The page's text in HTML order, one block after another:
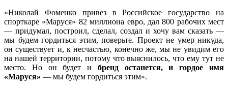
«Николай Фоменко привез в Российское государство на
спорткаре «Маруся» 82 миллиона евро, дал 800 рабочих мест
— придумал, построил, сделал, создал и хочу вам сказать —
мы будем гордиться этим, поверьте. Проект не умер никуда,
он существует и, к несчастью, конечно же, мы не увидим его
на нашей территории, потому что выяснилось, что ему тут не
место. Но он будет и бренд останется, и гордое имя
«Маруся» — мы будем гордиться этим».